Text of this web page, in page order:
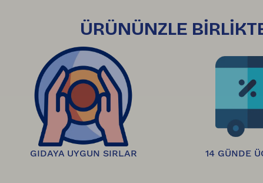
ÜRÜNÜNZLE
GIDAYA UYGUN SIRLAR 14 GÜNDE